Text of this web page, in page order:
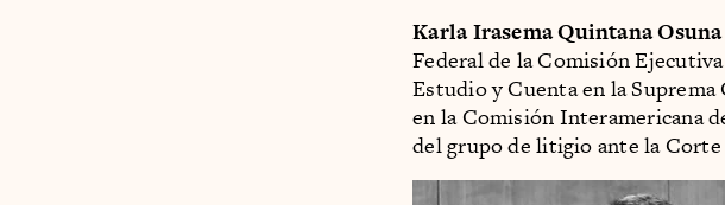
Karla Irasema Quintana Osuna
Federal de la Comisión
Estudio y Cuenta en la
en la Comisión Interamericana
del grupo de litigio ante la